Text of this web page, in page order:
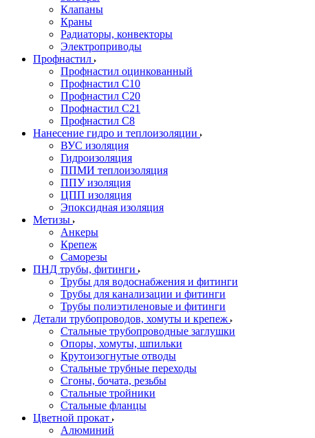
Клапаны
Краны
Радиаторы, конвекторы
Электроприводы
Профнастил
Профнастил оцинкованный
Профнастил С10
Профнастил С20
Профнастил С21
Профнастил С8
Нанесение гидро и теплоизоляции
ВУС изоляция
Гидроизоляция
ППМИ теплоизоляция
ППУ изоляция
ЦПП изоляция
Эпоксидная изоляция
Метизы
Анкеры
Крепеж
Саморезы
ПНД трубы, фитинги
Трубы для водоснабжения и фитинги
Трубы для канализации и фитинги
Трубы полиэтиленовые и фитинги
Детали трубопроводов, хомуты и крепеж
Стальные трубопроводные заглушки
Опоры, хомуты, шпильки
Крутоизогнутые отводы
Стальные трубные переходы
Сгоны, бочата, резьбы
Стальные тройники
Стальные фланцы
Цветной прокат
Алюминий